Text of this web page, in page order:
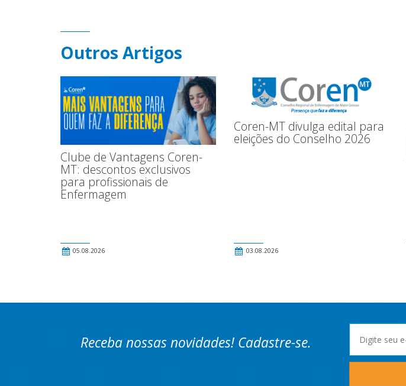
Outros Artigos
Clube de Vantagens Coren-
MT: descontos exclusivos
para profissionais de
Enfermagem
05.08.2026
Coren-MT divulga edital para
eleições do Conselho 2026
03.08.2026
Receba nossas novidades! Cadastre-se.